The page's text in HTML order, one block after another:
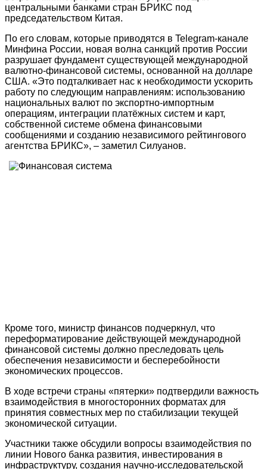
центральными банками стран БРИКС под
председательством Китая.
По его словам, которые приводятся в Telegram-канале
Минфина России, новая волна санкций против России
разрушает фундамент существующей международной
валютно-финансовой системы, основанной на долларе
США. «Это подталкивает нас к необходимости ускорить
работу по следующим направлениям: использованию
национальных валют по экспортно-импортным
операциям, интеграции платёжных систем и карт,
собственной системе обмена финансовыми
сообщениями и созданию независимого рейтингового
агентства БРИКС», – заметил Силуанов.
Кроме того, министр финансов подчеркнул, что
переформатирование действующей международной
финансовой системы должно преследовать цель
обеспечения независимости и бесперебойности
экономических процессов.
В ходе встречи страны «пятерки» подтвердили важность
взаимодействия в многосторонних форматах для
принятия совместных мер по стабилизации текущей
экономической ситуации.
Участники также обсудили вопросы взаимодействия по
линии Нового банка развития, инвестирования в
инфраструктуру, создания научно-исследовательской